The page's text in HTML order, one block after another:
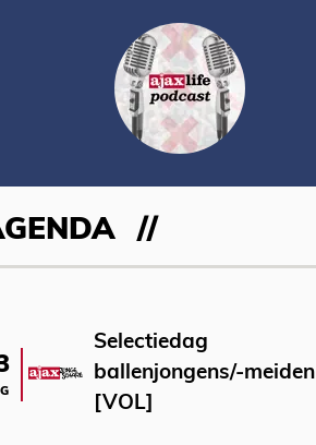
Selectiedag
ballenjongens/-meiden
[VOL]